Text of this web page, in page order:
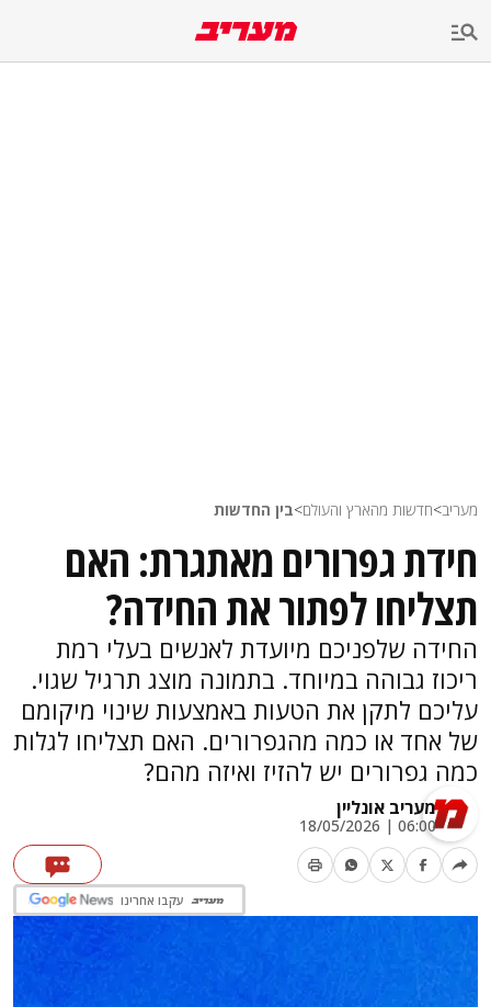
מעריב>חדשות מהארץ והעולם>בין החדשות
חידת גפרורים מאתגרת: האם
תצליחו לפתור את החידה?
החידה שלפניכם מיועדת לאנשים בעלי רמת
ריכוז גבוהה במיוחד. בתמונה מוצג תרגיל שגוי.
עליכם לתקן את הטעות באמצעות שינוי מיקומם
של אחד או כמה מהגפרורים. האם תצליחו לגלות
כמה גפרורים יש להזיז ואיזה מהם?
מעריב אונליין
06:00 | 18/05/2026
עקבו אחרינו